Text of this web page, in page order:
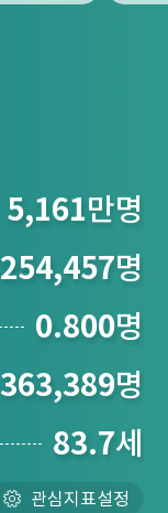
5,161만명
254,457명
0.800명
363,389명
83.7세
관심지표설정